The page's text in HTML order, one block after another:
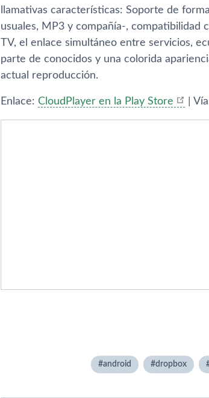
llamativas caracterí­sticas: Soporte de
usuales, MP3 y compañí­a-, compatibilidad
TV, el enlace simultáneo entre servicios,
parte de conocidos y una colorida
actual reproducción.
Enlace: CloudPlayer en la Play Store |
android dropbox